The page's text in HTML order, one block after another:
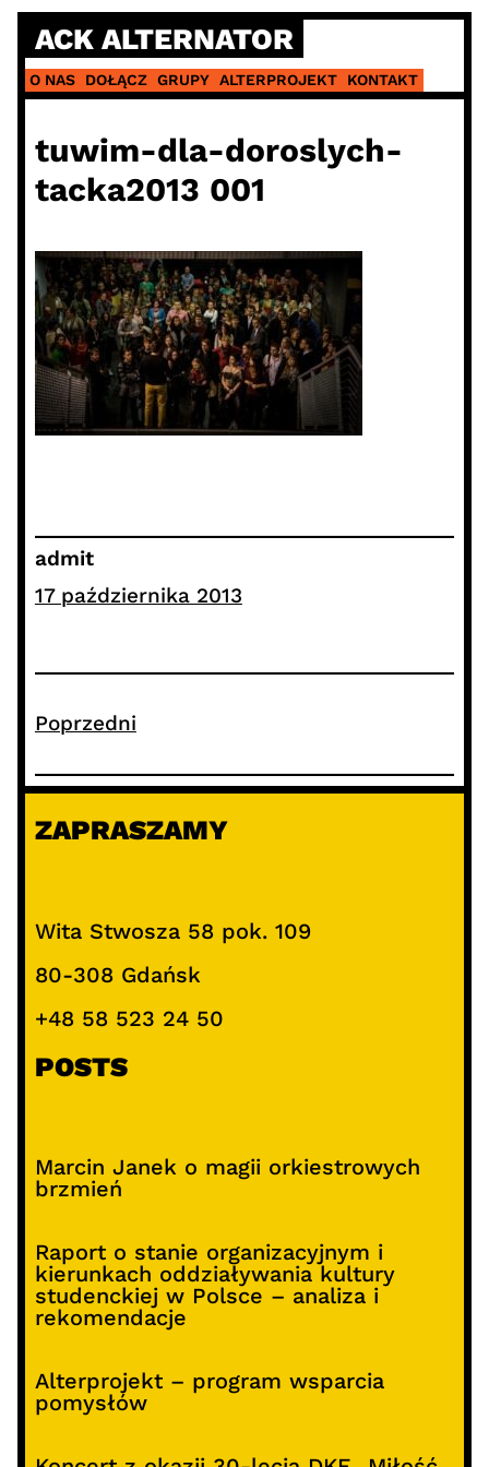
Skip
content
ACK ALTERNATOR
O NAS DOŁĄCZ GRUPY ALTERPROJEKT KONTAKT
tuwim-dla-doroslych-
tacka2013 001
admit
17 października 2013
Poprzedni
ZAPRASZAMY
Wita Stwosza 58 pok. 109
80-308 Gdańsk
+48 58 523 24 50
POSTS
Marcin Janek o magii orkiestrowych
brzmień
Raport o stanie organizacyjnym i
kierunkach oddziaływania kultury
studenckiej w Polsce – analiza i
rekomendacje
Alterprojekt – program wsparcia
pomysłów